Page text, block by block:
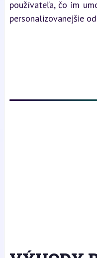
používateľa, čo im
personalizovanejšie